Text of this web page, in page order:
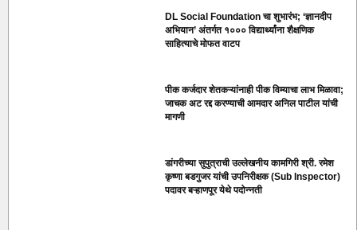
DL Social Foundation चा शुभारंभ; ‘ज्ञानदीप
अभियान’ अंतर्गत १००० विद्यार्थ्यांना शैक्षणिक
साहित्याचे मोफत वाटप
पीक कर्जदार शेतकऱ्यांनाही पीक विम्याचा लाभ मिळावा;
जाचक अट रद्द करण्याची आमदार अनिल पाटील यांची
मागणी
डांगरीच्या सुपुत्राची उल्लेखनीय कामगिरी श्री. रमेश
कृष्णा बडगुजर यांची उपनिरीक्षक (Sub Inspector)
पदावर बऱ्हाणपूर येथे पदोन्नती